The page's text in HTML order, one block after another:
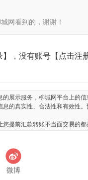
网看到的，谢谢！
，没有账号 【点击注
的展示服务，柳城网平台上的
的真实性、合法性和有效性
您提前汇款转账不当面交易的
微博